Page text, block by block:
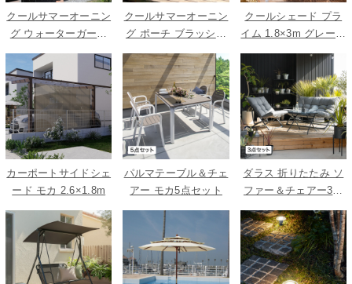
クールサマーオーニン
グ ウォーターガード
クールサマーオーニン
グ ポーチ ブラッシュ
クールシェード プラ
イム 1.8×3m グレース
カーポートサイドシェ
ード モカ 2.6×1.8m
パルマテーブル＆チェ
アー モカ5点セット
ダラス 折りたたみ ソ
ファー＆チェアー3点
セット